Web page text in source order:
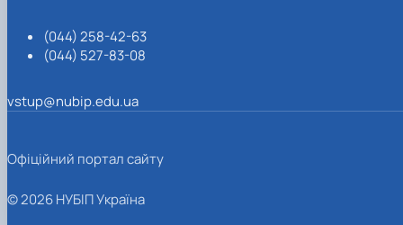
(044) 258-42-63
(044) 527-83-08
vstup@nubip.edu.ua
Офіційний портал сайту
© 2026 НУБІП Україна